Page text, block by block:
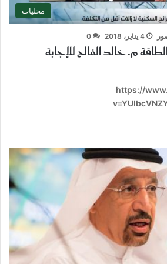
محليات
4 يناير، 2018 0
م. خالد الفالح للإجابة
https://